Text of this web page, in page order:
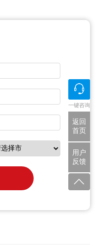
一键咨询
返回
首页
用户
反馈